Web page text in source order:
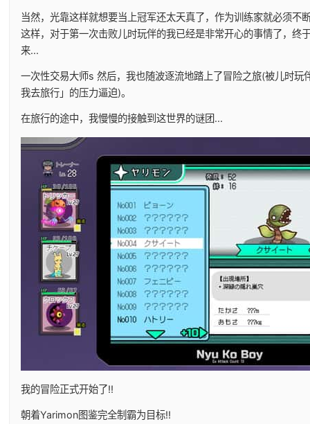
当然，光靠这样就想要当上冠军还太天真了，作为训练家就必须不
这样，对于第一次击败儿时玩伴的我已经是非常开心的事情了，终
来...
一次性交易大师s 然后，我也随波逐流地踏上了冒险之旅(被儿时玩
我去旅行」的压力逼迫)。
在旅行的途中，我慢慢的接触到这世界的谜团...
我的冒险正式开始了!!
朝着Yarimon图鉴完全制霸为目标!!